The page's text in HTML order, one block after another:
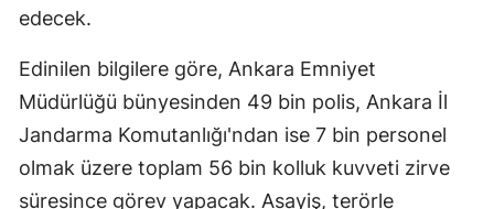
edecek.
Edinilen bilgilere göre, Ankara Emniyet
Müdürlüğü bünyesinden 49 bin polis, Ankara İl
Jandarma Komutanlığı'ndan ise 7 bin personel
olmak üzere toplam 56 bin kolluk kuvveti zirve
süresince görev yapacak. Asayiş, terörle